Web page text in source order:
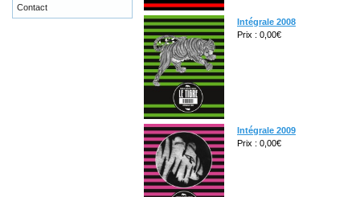
Intégrale 2008
Prix : 0,00€
Intégrale 2009
Prix : 0,00€
Contact